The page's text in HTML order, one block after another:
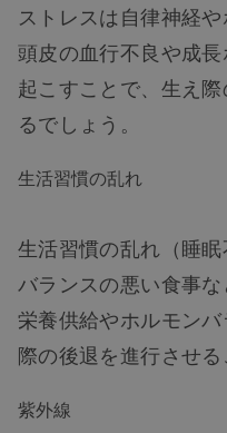
ストレスは自律神経や
頭皮の血行不良や成
起こすことで、生え
るでしょう。
生活習慣の乱れ
生活習慣の乱れ（睡
バランスの悪い食事
栄養供給やホルモン
際の後退を進行させる
紫外線